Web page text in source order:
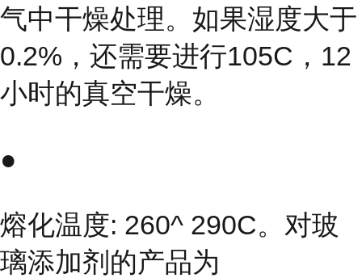
气中干燥处理。如果湿度大于
0.2%，还需要进行105C，12
小时的真空干燥。
●
熔化温度: 260^ 290C。对玻
璃添加剂的产品为